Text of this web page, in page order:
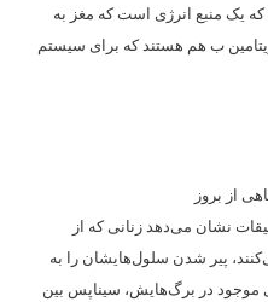
که یک منبع انرژی است که مغز به
ب هم هستند که برای سیستم
از بروز
نشان می‌دهد زنانی که از
پیر شدن سلول‌هایشان را به
موجود در برگ‌هایش، سیناپس بین